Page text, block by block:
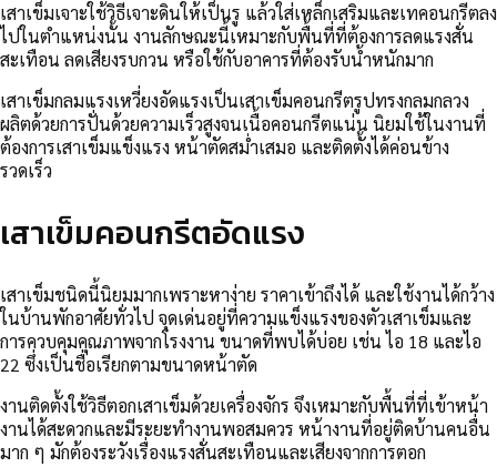
เสาเข็มเจาะใช้วิธีเจาะดินให้เป็นรู แล้วใส่เหล็กเสริมและเทคอนกรีตลง
ไปในตำแหน่งนั้น งานลักษณะนี้เหมาะกับพื้นที่ที่ต้องการลดแรงสั่น
สะเทือน ลดเสียงรบกวน หรือใช้กับอาคารที่ต้องรับน้ำหนักมาก
เสาเข็มกลมแรงเหวี่ยงอัดแรงเป็นเสาเข็มคอนกรีตรูปทรงกลมกลวง
ผลิตด้วยการปั่นด้วยความเร็วสูงจนเนื้อคอนกรีตแน่น นิยมใช้ในงานที่
ต้องการเสาเข็มแข็งแรง หน้าตัดสม่ำเสมอ และติดตั้งได้ค่อนข้าง
รวดเร็ว
เสาเข็มคอนกรีตอัดแรง
เสาเข็มชนิดนี้นิยมมากเพราะหาง่าย ราคาเข้าถึงได้ และใช้งานได้กว้าง
ในบ้านพักอาศัยทั่วไป จุดเด่นอยู่ที่ความแข็งแรงของตัวเสาเข็มและ
การควบคุมคุณภาพจากโรงงาน ขนาดที่พบได้บ่อย เช่น ไอ 18 และไอ
22 ซึ่งเป็นชื่อเรียกตามขนาดหน้าตัด
งานติดตั้งใช้วิธีตอกเสาเข็มด้วยเครื่องจักร จึงเหมาะกับพื้นที่ที่เข้าหน้า
งานได้สะดวกและมีระยะทำงานพอสมควร หน้างานที่อยู่ติดบ้านคนอื่น
มาก ๆ มักต้องระวังเรื่องแรงสั่นสะเทือนและเสียงจากการตอก